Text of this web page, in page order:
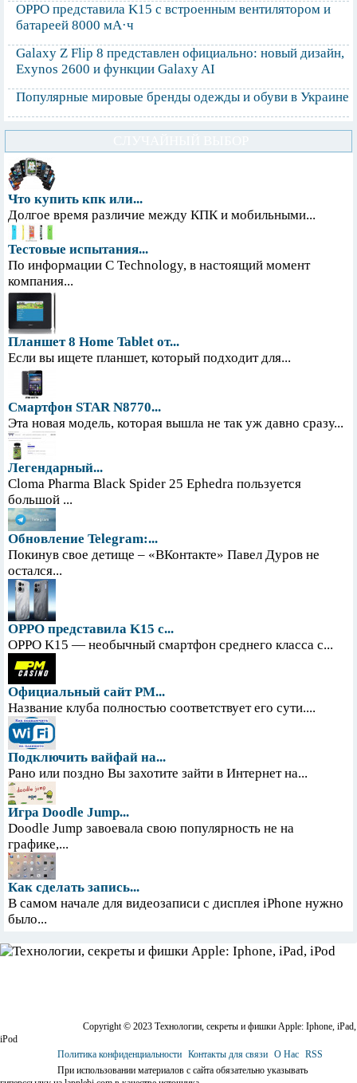
OPPO представила K15 с встроенным вентилятором и
батареей 8000 мА·ч
Galaxy Z Flip 8 представлен официально: новый дизайн,
Exynos 2600 и функции Galaxy AI
Популярные мировые бренды одежды и обуви в Украине
Что купить кпк или...
Долгое время различие между КПК и мобильными...
Тестовые испытания...
По информации С Technology, в настоящий момент
компания...
Планшет 8 Home Tablet от...
Если вы ищете планшет, который подходит для...
Смартфон STAR N8770...
Эта новая модель, которая вышла не так уж давно сразу...
Легендарный...
Cloma Pharma Black Spider 25 Ephedra пользуется
большой ...
Обновление Telegram:...
Покинув свое детище – «ВКонтакте» Павел Дуров не
остался...
OPPO представила K15 с...
OPPO K15 — необычный смартфон среднего класса с...
Официальный сайт PM...
Название клуба полностью соответствует его сути....
Подключить вайфай на...
Рано или поздно Вы захотите зайти в Интернет на...
Игра Doodle Jump...
Doodle Jump завоевала свою популярность не на
графике,...
Как сделать запись...
В самом начале для видеозаписи с дисплея iPhone нужно
было...
Copyright © 2023 Технологии, секреты и фишки Apple: Iphone, iPad,
iPod
Политика конфиденциальности Контакты для связи О Нас RSS
При использовании материалов с сайта обязательно указывать